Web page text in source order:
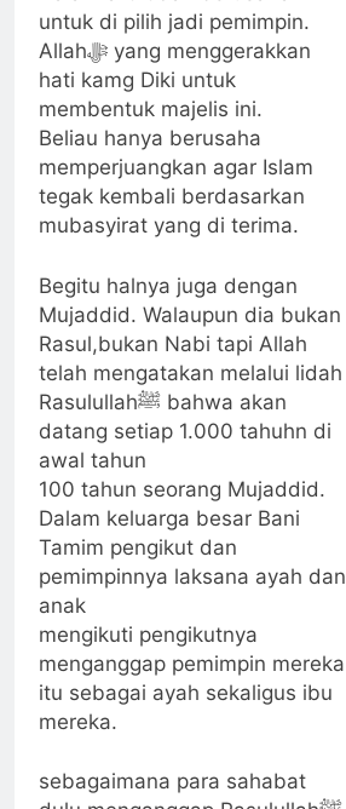
untuk di pilih jadi pemimpin.
Allahﷻ yang menggerakkan
hati kamg Diki untuk
membentuk majelis ini.
Beliau hanya berusaha
memperjuangkan agar Islam
tegak kembali berdasarkan
mubasyirat yang di terima.
Begitu halnya juga dengan
Mujaddid. Walaupun dia bukan
Rasul,bukan Nabi tapi Allah
telah mengatakan melalui lidah
Rasulullahﷺ bahwa akan
datang setiap 1.000 tahuhn di
awal tahun
100 tahun seorang Mujaddid.
Dalam keluarga besar Bani
Tamim pengikut dan
pemimpinnya laksana ayah dan
anak
mengikuti pengikutnya
menganggap pemimpin mereka
itu sebagai ayah sekaligus ibu
mereka.
sebagaimana para sahabat